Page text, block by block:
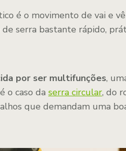
é o movimento de vai e
serra bastante rápido,
por ser multifunções,
o caso da serra circular, do
que demandam uma